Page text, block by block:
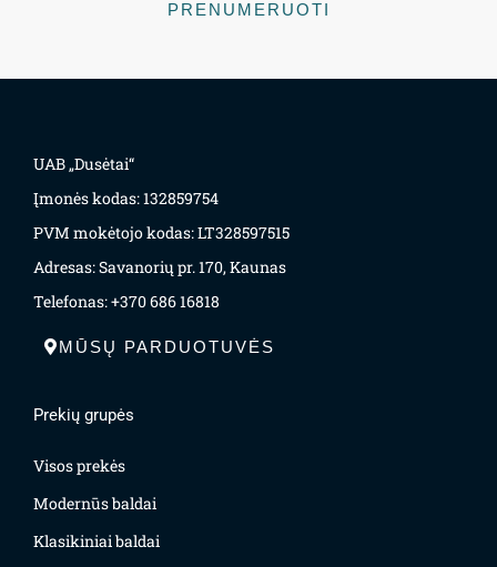
PRENUMERUOTI
UAB „Dusėtai“
Įmonės kodas: 132859754
PVM mokėtojo kodas: LT328597515
Adresas: Savanorių pr. 170, Kaunas
Telefonas: +370 686 16818
MŪSŲ PARDUOTUVĖS
Prekių grupės
Visos prekės
Modernūs baldai
Klasikiniai baldai